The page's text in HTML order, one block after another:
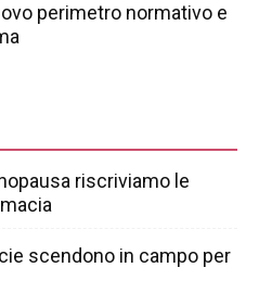
perimetro normativo e
riscriviamo le
scendono in campo per